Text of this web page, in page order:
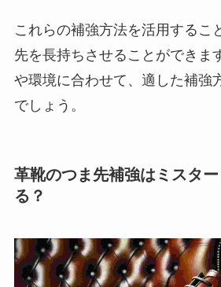
これらの補強方法を活用するこ
先を長持ちさせることができま
や環境に合わせて、適した補強
でしょう。
革靴のつま先補強はミスタ
る？